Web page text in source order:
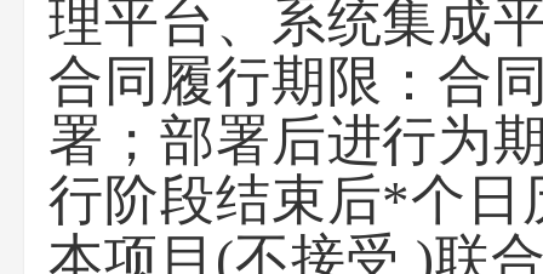
理平台、系统集成
合同履行期限：合
署；部署后进行为
行阶段结束后*个日
本项目(不接受 )联